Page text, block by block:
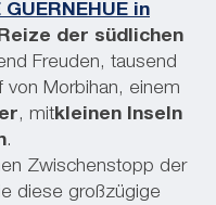
in
der südlichen
Freuden, tausend
von Morbihan, einem
, mitkleinen Inseln
.
Zwischenstopp der
diese großzügige